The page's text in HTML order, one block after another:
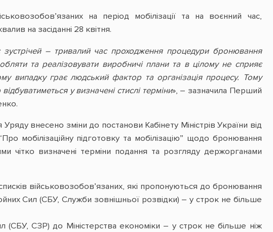
роки
затвердження плану
заходів на 2023—2024
роки з реалізації
Національної стратегії із
створення
безбар’єрного простору
№ 372-р
Як рідним оформити
заробітну плату зниклого
безвісти військового
Дашборд надавачів
соціальних послуг
ДПС
на період мобілізації та на воєнний час,
на засіданні 28 квітня.
– тривалий час проходження процедури бронювання
та реалізовувати виробничі плани та в цілому не сприяє
випадку грає людський фактор та організація процесу. Тому
у визначені стислі терміни», – зазначила Перший
внесено зміни до постанови Кабінету Міністрів України від
мобілізаційну підготовку та мобілізацію” щодо бронювання
чітко визначені терміни подання та розгляду держорганами
військовозобов’язаних, які пропонуються до бронювання
Сил (СБУ, Служби зовнішньої розвідки) – у строк не більше
СЗР) до Міністерства економіки – у строк не більше ніж